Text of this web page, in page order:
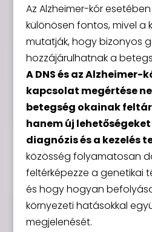
Az Alzheimer-kór
különösen fontos, mivel a
mutatják, hogy bizonyos
hozzájárulhatnak a
A DNS és az Alzheimer-
kapcsolat megértése
betegség okainak
hanem új
diagnózis és a kezelés
közösség folyamatosan
feltérképezze a genetikai
és hogy hogyan
környezeti hatásokkal
megjelenését.